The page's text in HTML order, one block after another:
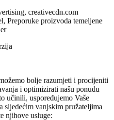
creativecdn.com
Preporuke proizvoda temeljene
bolje razumjeti i procijeniti
i optimizirati našu ponudu
učinili, uspoređujemo Vaše
sljedećim vanjskim pružateljima
njihove usluge: